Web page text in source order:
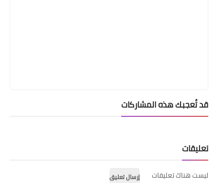
قد تُعجبك هذه المشاركات
تعليقات
ليست هناك تعليقات
إرسال تعليق